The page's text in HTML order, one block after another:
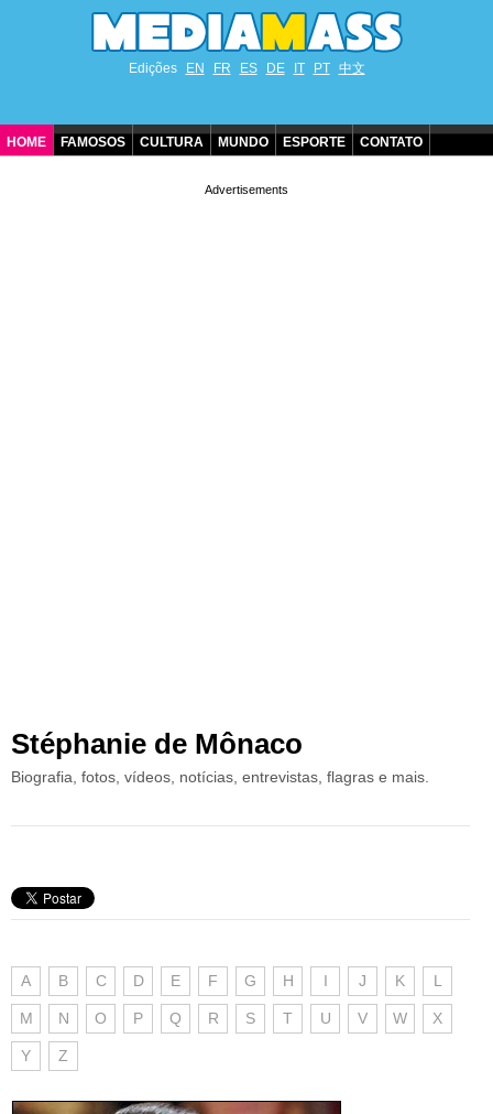
Edições EN FR ES DE IT PT 中文
HOME FAMOSOS CULTURA MUNDO ESPORTE CONTATO
Stéphanie de Mônaco
Biografia, fotos, vídeos, notícias, entrevistas, flagras e mais.
A B C D E F G H I J K L
M N O P Q R S T U V W X
Y Z